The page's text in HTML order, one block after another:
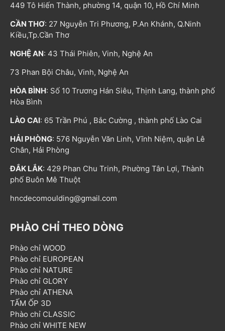
449 Tô Hiến Thành, phường 14, quận 10, Hồ Chí Minh
CẦN THƠ: 27 Nguyễn Tri Phương, P.An Khánh, Q.Ninh
Kiều,Tp.Cần Thơ
NGHỆ AN: 43 Thái Phiên, Vinh, Nghệ An
73 Phan Bội Châu, Vinh, Nghệ An
HÒA BÌNH: Số 10 Trương Hán Siêu, Thịnh Lang, thành phố
Hòa Bình
LÀO CAI: 65 Trần Phú , Bắc Cường , thành phố Lào Cai
HẢI PHÒNG: 576 Nguyễn Văn Linh, Vĩnh Niệm, quận Lê
Chân, Hải Phòng
ĐẮK LẮK: 429 Phan Chu Trinh, Phường Tân Lợi, Thành
phố Buôn Mê Thuột
hncdecomoulding@gmail.com
PHÀO CHỈ THEO DÒNG
Phào chỉ WOOD
Phào chỉ EUROPEAN
Phào chỉ NATURE
Phào chỉ GLORY
Phào chỉ ATHENA
TẤM ỐP 3D
Phào chỉ CLASSIC
Phào chỉ WHITE NEW